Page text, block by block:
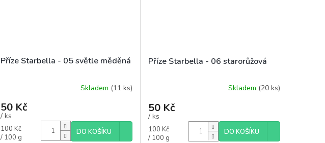
Příze Starbella - 05 světle měděná
Skladem (11 ks)
50 Kč
/ ks
Měrná
cena:
100 Kč
/ 100 g
DO KOŠÍKU
Příze Starbella - 06 starorůžová
Skladem (20 ks)
50 Kč
/ ks
Měrná
cena:
100 Kč
/ 100 g
DO KOŠÍKU